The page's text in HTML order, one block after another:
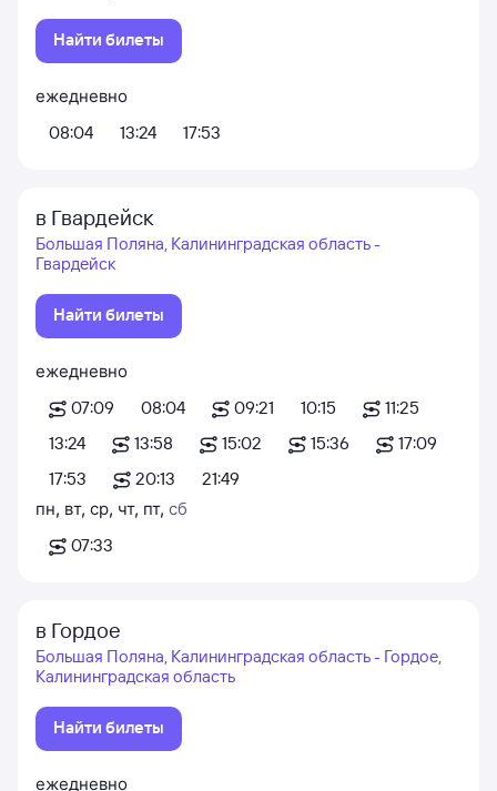
Найти билеты
ежедневно
08:04
13:24 17:53
в Гвардейск
Большая Поляна, Калининградская область -
Гвардейск
Найти билеты
ежедневно
07:09
08:04 09:21 10:15
11:25
13:24
13:58 15:02 15:36
17:09
17:53
20:13
21:49
пн, вт, ср, чт, пт, сб
07:33
в Гордое
Большая Поляна, Калининградская область - Гордое,
Калининградская область
Найти билеты
ежедневно